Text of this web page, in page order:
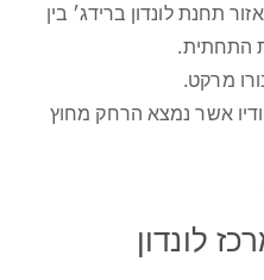
תחנת לונדון ברידג׳ בין
התחתית.
מרקט.
אשר נמצא הרחק מחוץ
לונדון